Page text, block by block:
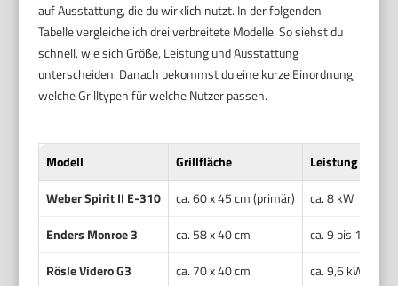
auf Ausstattung, die du wirklich nutzt. In der folgenden
Tabelle vergleiche ich drei verbreitete Modelle. So siehst du
schnell, wie sich Größe, Leistung und Ausstattung
unterscheiden. Danach bekommst du eine kurze Einordnung,
welche Grilltypen für welche Nutzer passen.
Modell Grillfläche
Leistung
Weber Spirit II E-310
ca. 60 x 45 cm (primär)
ca. 8 kW
Enders Monroe 3
ca. 58 x 40 cm
ca. 9 bis 10 kW
Rösle Videro G3
ca. 70 x 40 cm ca. 9,6 kW